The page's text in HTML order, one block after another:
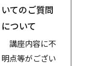
いてのご質問
について
講座内容に不
明点等がござい